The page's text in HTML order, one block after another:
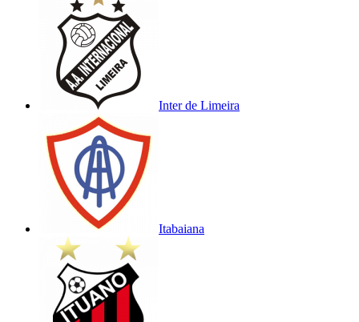
Inter de Limeira
Itabaiana